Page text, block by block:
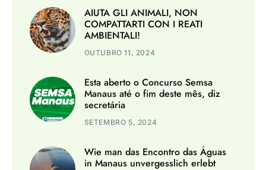
AIUTA GLI ANIMALI, NON
COMPATTARTI CON I REATI
AMBIENTALI!
OUTUBRO 11, 2024
Esta aberto o Concurso Semsa
Manaus até o fim deste mês, diz
secretária
SETEMBRO 5, 2024
Wie man das Encontro das Águas
in Manaus unvergesslich erlebt